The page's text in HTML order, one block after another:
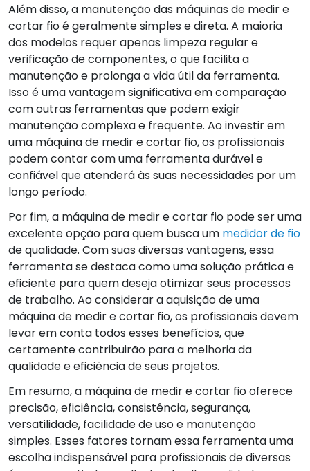
Além disso, a manutenção das máquinas de medir e
cortar fio é geralmente simples e direta. A maioria
dos modelos requer apenas limpeza regular e
verificação de componentes, o que facilita a
manutenção e prolonga a vida útil da ferramenta.
Isso é uma vantagem significativa em comparação
com outras ferramentas que podem exigir
manutenção complexa e frequente. Ao investir em
uma máquina de medir e cortar fio, os profissionais
podem contar com uma ferramenta durável e
confiável que atenderá às suas necessidades por um
longo período.
Por fim, a máquina de medir e cortar fio pode ser uma
excelente opção para quem busca um medidor de fio
de qualidade. Com suas diversas vantagens, essa
ferramenta se destaca como uma solução prática e
eficiente para quem deseja otimizar seus processos
de trabalho. Ao considerar a aquisição de uma
máquina de medir e cortar fio, os profissionais devem
levar em conta todos esses benefícios, que
certamente contribuirão para a melhoria da
qualidade e eficiência de seus projetos.
Em resumo, a máquina de medir e cortar fio oferece
precisão, eficiência, consistência, segurança,
versatilidade, facilidade de uso e manutenção
simples. Esses fatores tornam essa ferramenta uma
escolha indispensável para profissionais de diversas